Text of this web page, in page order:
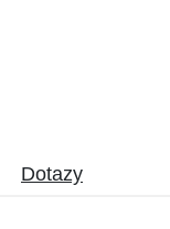
Dotazy